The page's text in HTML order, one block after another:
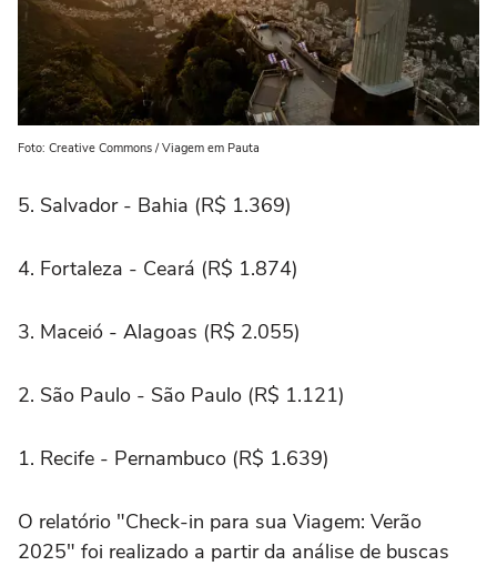
Foto: Creative Commons / Viagem em Pauta
5. Salvador - Bahia (R$ 1.369)
4. Fortaleza - Ceará (R$ 1.874)
3. Maceió - Alagoas (R$ 2.055)
2. São Paulo - São Paulo (R$ 1.121)
1. Recife - Pernambuco (R$ 1.639)
O relatório "Check-in para sua Viagem: Verão
2025" foi realizado a partir da análise de buscas